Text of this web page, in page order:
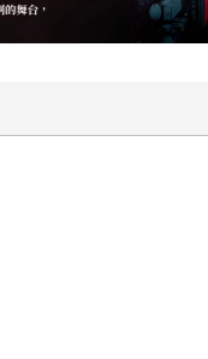
波西米亞醜聞〉，亞